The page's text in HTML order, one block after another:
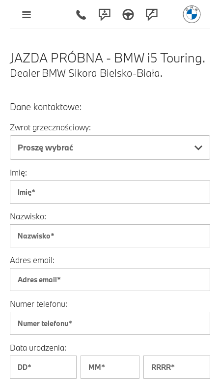
JAZDA PRÓBNA - BMW i5 Touring.
Dealer BMW Sikora Bielsko-Biała.
Dane kontaktowe:
Zwrot grzecznościowy:
Proszę wybrać
Imię:
Nazwisko:
Adres email:
Numer telefonu:
Data urodzenia: